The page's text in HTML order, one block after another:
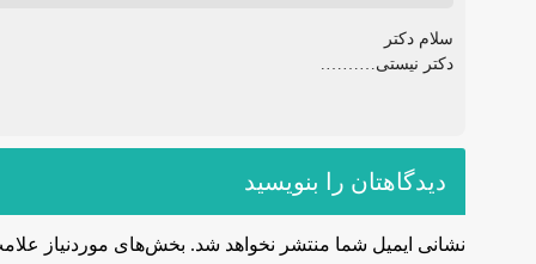
سلام دکتر
دکتر نیستی……….
دیدگاهتان را بنویسید
نشانی ایمیل شما منتشر نخواهد شد. بخش‌های موردنیاز